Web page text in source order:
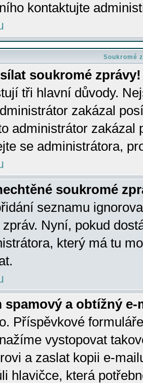
kontaktujte
Soukromé
soukromé zprávy!
tři hlavní důvody.
zakázal
administrátor zakázal
se administrátora,
soukromé
seznamu
Nyní, pokud
který má tu
spamový a obtížný
Příspěvkové
vystopovat
a zaslat kopii e-
hlavičce, která